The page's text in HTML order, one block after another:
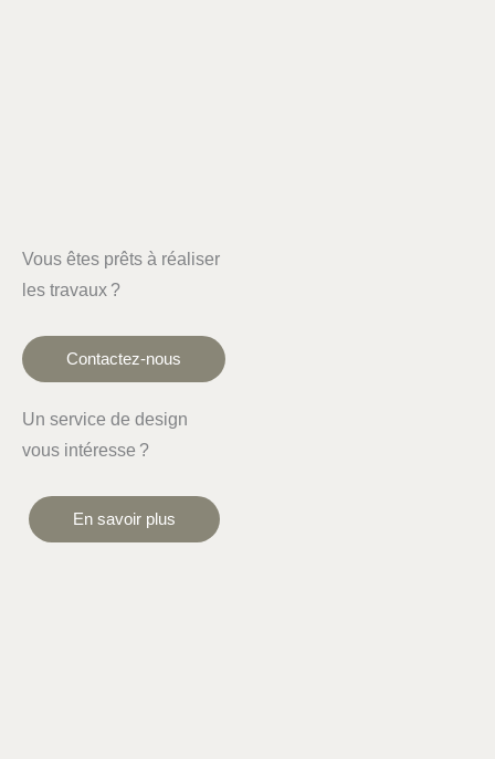
Vous êtes prêts à réaliser
les travaux ?
Contactez-nous
Un service de design
vous intéresse ?
En savoir plus